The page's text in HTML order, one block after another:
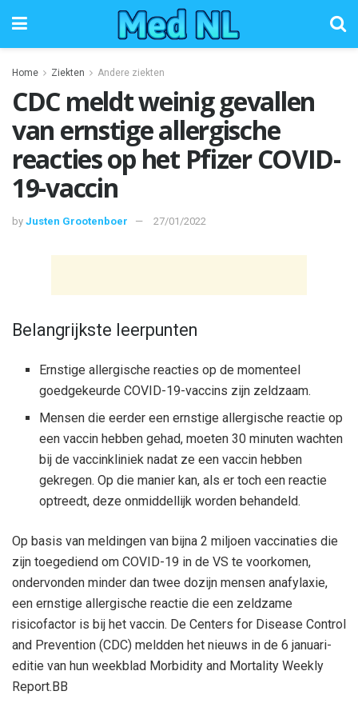
Home Ziekten Andere ziekten
CDC meldt weinig gevallen
van ernstige allergische
reacties op het Pfizer COVID-
19-vaccin
by Justen Grootenboer 27/01/2022
Belangrijkste leerpunten
Ernstige allergische reacties op de momenteel
goedgekeurde COVID-19-vaccins zijn zeldzaam.
Mensen die eerder een ernstige allergische reactie op
een vaccin hebben gehad, moeten 30 minuten wachten
bij de vaccinkliniek nadat ze een vaccin hebben
gekregen. Op die manier kan, als er toch een reactie
optreedt, deze onmiddellijk worden behandeld.
Op basis van meldingen van bijna 2 miljoen vaccinaties die
zijn toegediend om COVID-19 in de VS te voorkomen,
ondervonden minder dan twee dozijn mensen anafylaxie,
een ernstige allergische reactie die een zeldzame
risicofactor is bij het vaccin. De Centers for Disease Control
and Prevention (CDC) meldden het nieuws in de 6 januari-
editie van hun weekblad Morbidity and Mortality Weekly
Report.BB